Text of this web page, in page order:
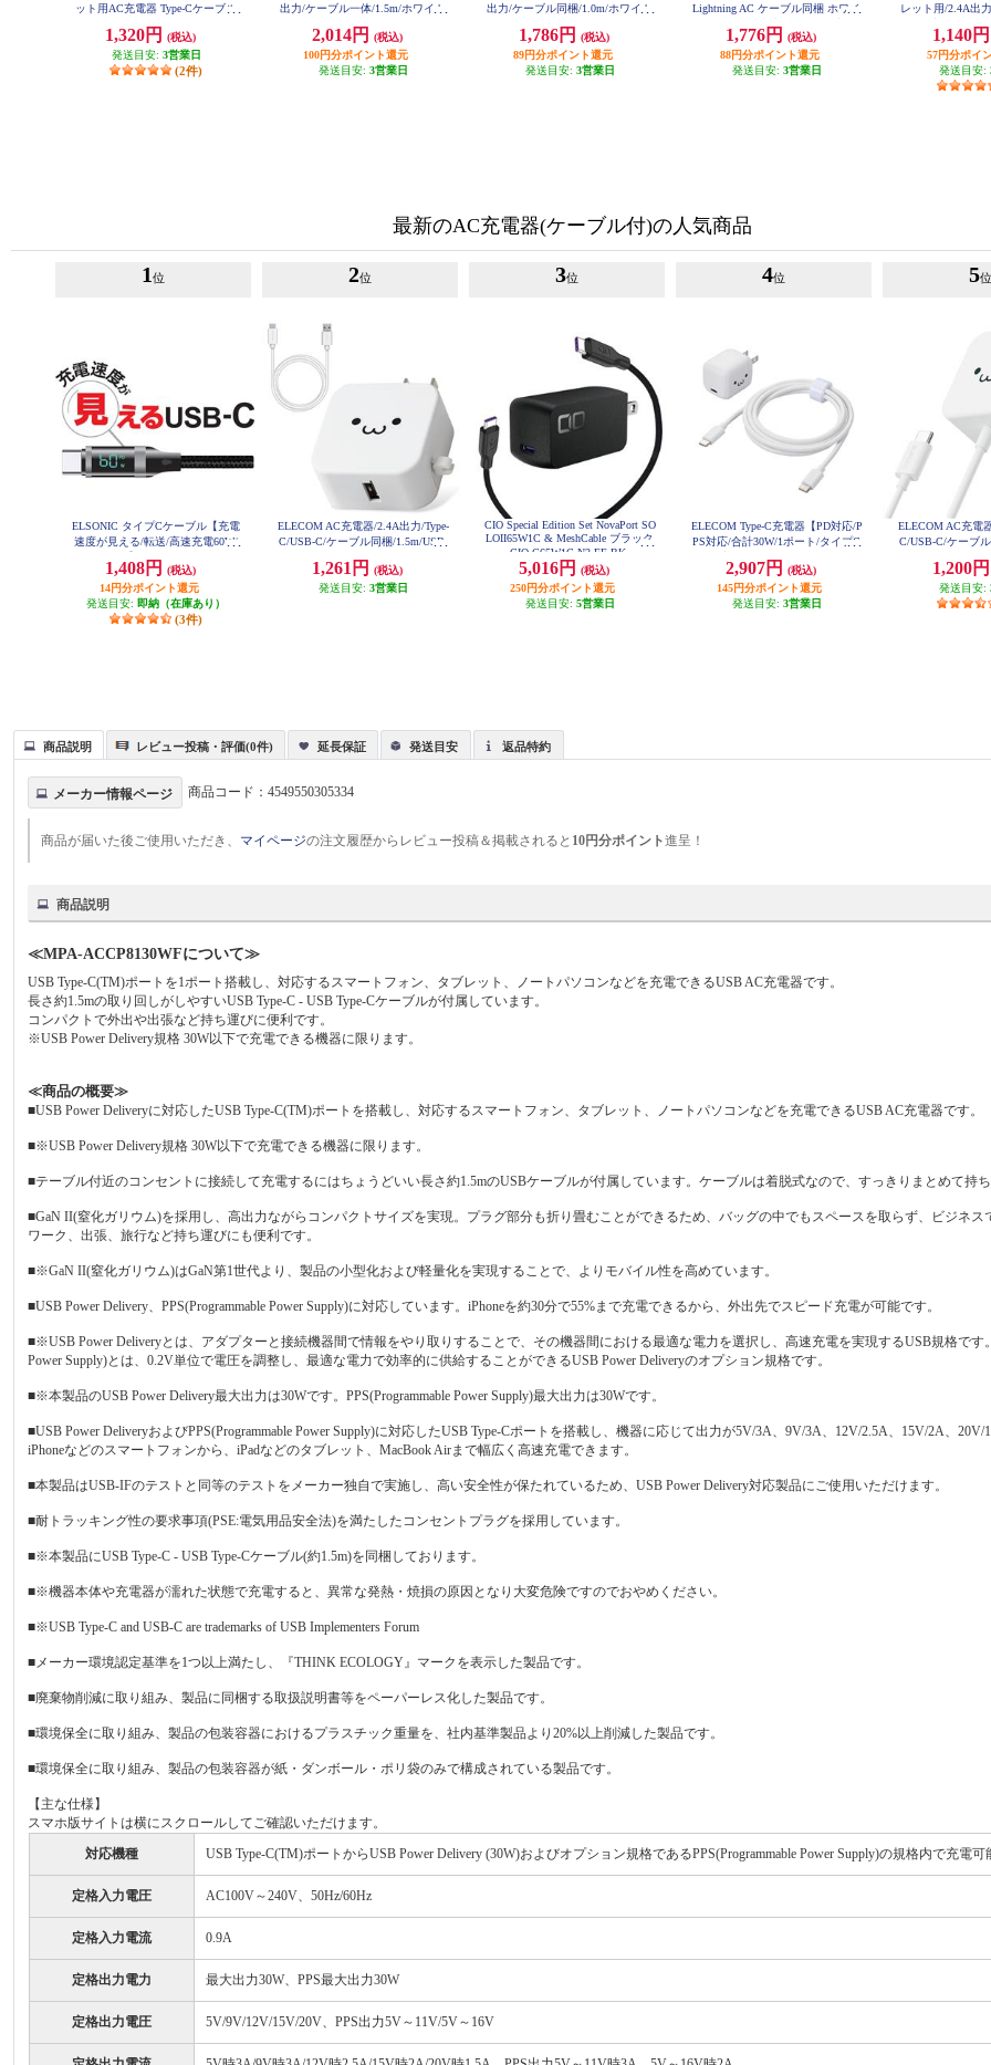
ット用AC充電器 Type-Cケーブル
ス MPA-ACC02WF
1,320円
(税込)
発送目安: 3営業日
(2件)
出力/ケーブル一体/1.5m/ホワイト
2,014円
(税込)
100円分ポイント還元
発送目安: 3営業日
出力/ケーブル同梱/1.0m/ホワイト
1,786円
(税込)
89円分ポイント還元
発送目安: 3営業日
Lightning AC ケーブル同梱 ホワイ
MPA-ACL04WH
1,776円
(税込)
88円分ポイント還元
発送目安: 3営業日
レット用/2.4A出
ェイス
1,140円
57円分ポイ
発送目安:
最新のAC充電器(ケーブル付)の人気商品
1 位
ELSONIC タイプCケーブル【充電
速度が見える/転送/高速充電60W/
1,408円
(税込)
14円分ポイント還元
発送目安: 即納（在庫あり）
(3件)
2位
ELECOM AC充電器/2.4A出力/Type-
C/USB-C/ケーブル同梱/1.5m/USB-
MPAACC23
1,261円
(税込)
発送目安: 3営業日
3位
CIO Special Edition Set NovaPort SO
LOII65W1C & MeshCable ブラック
CIO-G65W1C-N2-EE-BK
5,016円
(税込)
250円分ポイント還元
発送目安: 5営業日
4位
ELECOM Type-C充電器【PD対応/P
PS対応/合計30W/1ポート/タイプC
one/iPad/Android/その他機種対応/
しろちゃん(ホワイト×ブラック)】
MPA-ACCP8130WF
2,907円
(税込)
145円分ポイント還元
発送目安: 3営業日
5位
ELECOM AC充電
C/USB-C/ケーブ
1,200円
発送目安:
商品説明 レビュー投稿・評価(0件) 延長保証 発送目安 返品特約
メーカー情報ページ 商品コード：4549550305334
商品が届いた後ご使用いただき、 マイページの注文履歴からレビュー投稿＆掲載されると 10円分ポイント進呈！
商品説明
≪MPA-ACCP8130WFについて≫
USB Type-C(TM)ポートを1ポート搭載し、対応するスマートフォン、タブレット、ノートパソコンなどを充電できるUSB AC充電器です。
長さ約1.5mの取り回しがしやすいUSB Type-C - USB Type-Cケーブルが付属しています。
コンパクトで外出や出張など持ち運びに便利です。
※USB Power Delivery規格 30W以下で充電できる機器に限ります。
≪商品の概要≫
■USB Power Deliveryに対応したUSB Type-C(TM)ポートを搭載し、対応するスマートフォン、タブレット、ノートパソコンなどを充電できるUSB AC充電器です。
■※USB Power Delivery規格 30W以下で充電できる機器に限ります。
■テーブル付近のコンセントに接続して充電するにはちょうどいい長さ約1.5mのUSBケーブルが付属しています。ケーブルは着脱式なので、すっきりまとめて持ち
■GaN II(窒化ガリウム)を採用し、高出力ながらコンパクトサイズを実現。プラグ部分も折り畳むことができるため、バッグの中でもスペースを取らず、ビジネス
ワーク、出張、旅行など持ち運びにも便利です。
■※GaN II(窒化ガリウム)はGaN第1世代より、製品の小型化および軽量化を実現することで、よりモバイル性を高めています。
■USB Power Delivery、PPS(Programmable Power Supply)に対応しています。iPhoneを約30分で55%まで充電できるから、外出先でスピード充電が可能です。
■※USB Power Deliveryとは、アダプターと接続機器間で情報をやり取りすることで、その機器間における最適な電力を選択し、高速充電を実現するUSB規格です。
Power Supply)とは、0.2V単位で電圧を調整し、最適な電力で効率的に供給することができるUSB Power Deliveryのオプション規格です。
■※本製品のUSB Power Delivery最大出力は30Wです。PPS(Programmable Power Supply)最大出力は30Wです。
■USB Power DeliveryおよびPPS(Programmable Power Supply)に対応したUSB Type-Cポートを搭載し、機器に応じて出力が5V/3A、9V/3A、12V/2.5A、15V/2A、20V/
iPhoneなどのスマートフォンから、iPadなどのタブレット、MacBook Airまで幅広く高速充電できます。
■本製品はUSB-IFのテストと同等のテストをメーカー独自で実施し、高い安全性が保たれているため、USB Power Delivery対応製品にご使用いただけます。
■耐トラッキング性の要求事項(PSE:電気用品安全法)を満たしたコンセントプラグを採用しています。
■※本製品にUSB Type-C - USB Type-Cケーブル(約1.5m)を同梱しております。
■※機器本体や充電器が濡れた状態で充電すると、異常な発熱・焼損の原因となり大変危険ですのでおやめください。
■※USB Type-C and USB-C are trademarks of USB Implementers Forum
■メーカー環境認定基準を1つ以上満たし、『THINK ECOLOGY』マークを表示した製品です。
■廃棄物削減に取り組み、製品に同梱する取扱説明書等をペーパーレス化した製品です。
■環境保全に取り組み、製品の包装容器におけるプラスチック重量を、社内基準製品より20%以上削減した製品です。
■環境保全に取り組み、製品の包装容器が紙・ダンボール・ポリ袋のみで構成されている製品です。
【主な仕様】
スマホ版サイトは横にスクロールしてご確認いただけます。
対応機種
USB Type-C(TM)ポートからUSB Power Delivery (30W)およびオプション規格であるPPS(Programmable Power Supply)の規格内で充電可
定格入力電圧 AC100V～240V、50Hz/60Hz
定格入力電流 0.9A
定格出力電力 最大出力30W、PPS最大出力30W
定格出力電圧 5V/9V/12V/15V/20V、PPS出力5V～11V/5V～16V